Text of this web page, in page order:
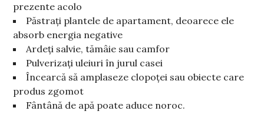
prezente acolo
Păstrați plantele de apartament, deoarece ele
absorb energia negative
Ardeți salvie, tămâie sau camfor
Pulverizați uleiuri în jurul casei
Încearcă să amplaseze clopoței sau obiecte care
produs zgomot
Fântână de apă poate aduce noroc.